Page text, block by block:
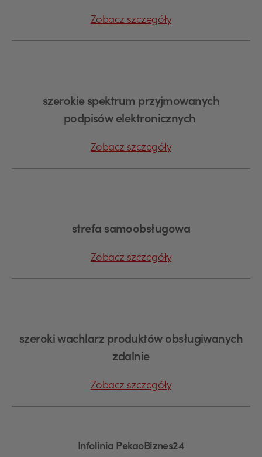
Zobacz szczegóły
szerokie spektrum przyjmowanych
podpisów elektronicznych
Zobacz szczegóły
strefa samoobsługowa
Zobacz szczegóły
szeroki wachlarz produktów obsługiwanych
zdalnie
Zobacz szczegóły
Infolinia PekaoBiznes24